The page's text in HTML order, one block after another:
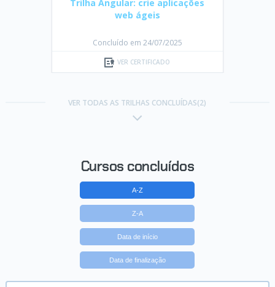
Trilha Angular: crie aplicações
web ágeis
Concluído em 24/07/2025
VER CERTIFICADO
VER TODAS AS TRILHAS CONCLUÍDAS(2)
Cursos concluídos
A-Z
Z-A
Data de início
Data de finalização